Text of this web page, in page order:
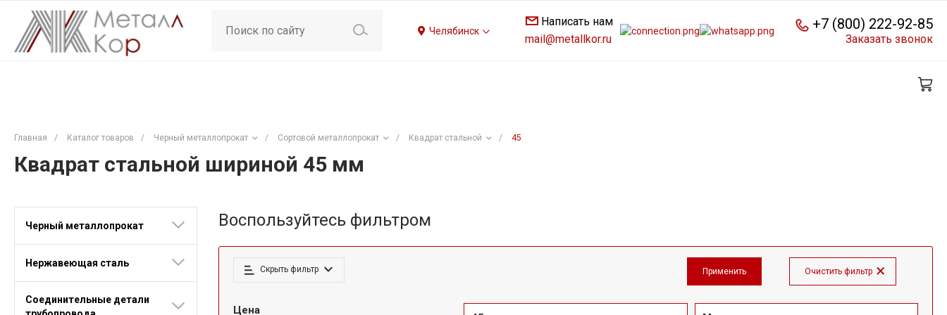
Челябинск
Написать нам
mail@metallkor.ru
+7 (800) 222-92-85
Заказать звонок
Главная / Каталог товаров / Черный металлопрокат / Сортовой металлопрокат / Квадрат стальной / 45
Квадрат стальной шириной 45 мм
Черный металлопрокат
Нержавеющая сталь
Соединительные детали
Воспользуйтесь фильтром
Скрыть фильтр
Цена